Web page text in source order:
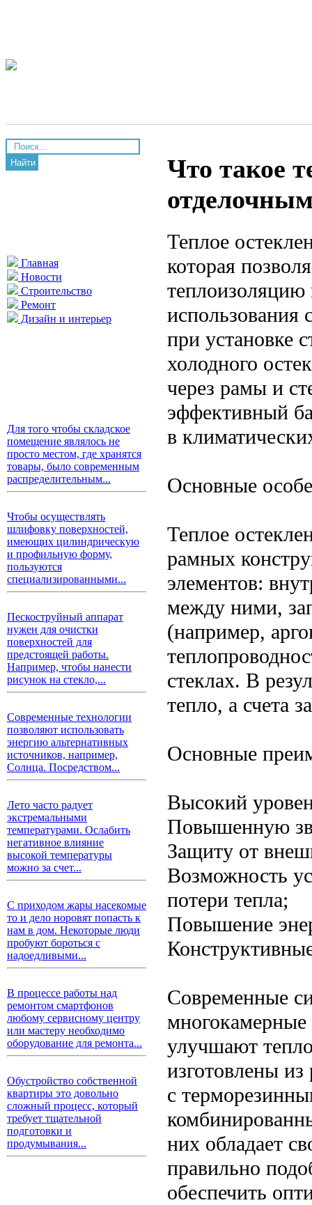
Найти
Главная
Новости
Строительство
Ремонт
Дизайн и интерьер
Для того чтобы складское
помещение являлось не
просто местом, где хранятся
товары, было современным
распределительным...
Чтобы осуществлять
шлифовку поверхностей,
имеющих цилиндрическую
и профильную форму,
пользуются
специализированными...
Пескоструйный аппарат
нужен для очистки
поверхностей для
предстоящей работы.
Например, чтобы нанести
рисунок на стекло,...
Современные технологии
позволяют использовать
энергию альтернативных
источников, например,
Солнца. Посредством...
Лето часто радует
экстремальными
температурами. Ослабить
негативное влияние
высокой температуры
можно за счет...
С приходом жары насекомые
то и дело норовят попасть к
нам в дом. Некоторые люди
пробуют бороться с
надоедливыми...
В процессе работы над
ремонтом смартфонов
любому сервисному центру
или мастеру необходимо
оборудование для ремонта...
Обустройство собственной
квартиры это довольно
сложный процесс, который
требует тщательной
подготовки и
продумывания...
Что такое
Теплое
которая
использования
при установке
холодного
через рамы и
эффективный
в
Основные
Теплое
рамных
элементов:
между ними,
(например,
стеклах. В
тепло, а счета
Основные
Высокий
Повышенную
Защиту от
Возможность
потери тепла;
Повышение
Современные
многокамерные
улучшают
изготовлены
с
них обладает
правильно
обеспечить